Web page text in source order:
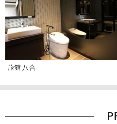
旅館 八合